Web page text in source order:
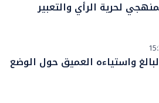
لحرية الرأي والتعبير
واستياءه العميق حول الوضع